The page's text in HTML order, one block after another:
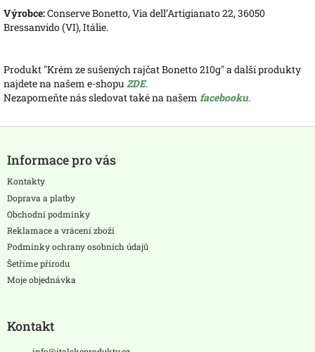
Výrobce:Conserve Bonetto, Via dell’Artigianato 22, 36050
Bressanvido (VI), Itálie.
Produkt "Krém ze sušených rajčat Bonetto 210g" a další produkty
najdete na našem e-shopu ZDE.
Nezapomeňte nás sledovat také na našem facebooku.
pInformace pro vás
Kontakty
Doprava a platby
Obchodní podmínky
Reklamace a vrácení zboží
Podmínky ochrany osobních údajů
Šetříme přírodu
Moje objednávka
Kontakt